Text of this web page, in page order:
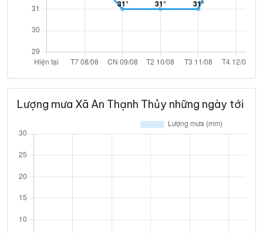
Lượng mưa Xã An Thạnh Thủy những ngày tới